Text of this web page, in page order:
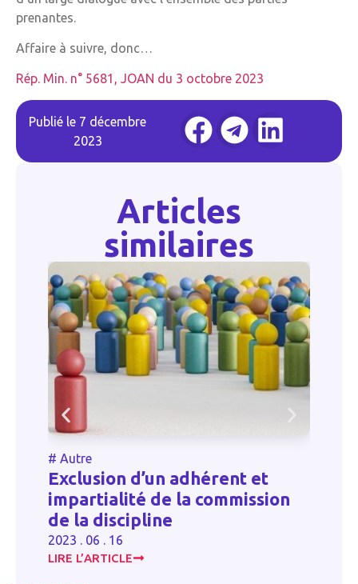
prenantes.
Affaire à suivre, donc…
Rép. Min. n° 5681, JOAN du 3 octobre 2023
Publié le 7 décembre
2023
Articles
similaires
Autre
Exclusion d’un adhérent et
impartialité de la commission
de la discipline
2023 . 06 . 16
LIRE L’ARTICLE